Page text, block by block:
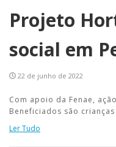
Projeto
social em
22 de junho de 2022
Com apoio da Fenae,
Beneficiados são
Ler Tudo